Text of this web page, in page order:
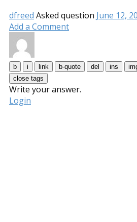
dfreed Asked question June 12,
Add a Comment
Write your answer.
Login